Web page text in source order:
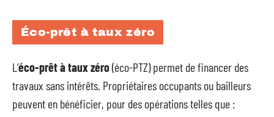
Éco-prêt à taux zéro
L’éco-prêt à taux zéro(éco-PTZ) permet de financer des
travaux sans intérêts. Propriétaires occupants ou bailleurs
peuvent en bénéficier, pour des opérations telles que :